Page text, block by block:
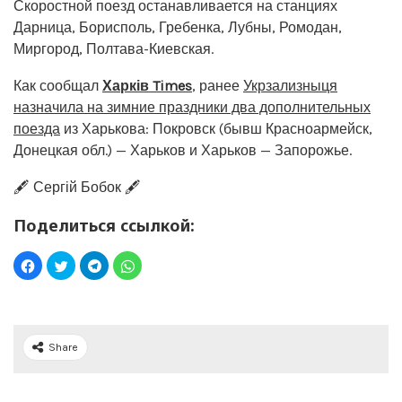
Скоростной поезд останавливается на станциях
Дарница, Борисполь, Гребенка, Лубны, Ромодан,
Миргород, Полтава-Киевская.
Как сообщал Харків Times, ранее Укрзализныця
назначила на зимние праздники два дополнительных
поезда из Харькова: Покровск (бывш Красноармейск,
Донецкая обл.) — Харьков и Харьков — Запорожье.
🖋️ Сергій Бобок 🖋️
Поделиться ссылкой:
Share